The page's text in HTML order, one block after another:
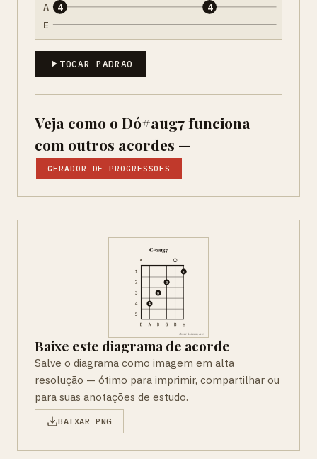
A
E
4 4
TOCAR PADRAO
Veja como o Dó#aug7 funciona
com outros acordes —
GERADOR DE PROGRESSOES
Baixe este diagrama de acorde
Salve o diagrama como imagem em alta
resolução — ótimo para imprimir, compartilhar ou
para suas anotações de estudo.
BAIXAR PNG